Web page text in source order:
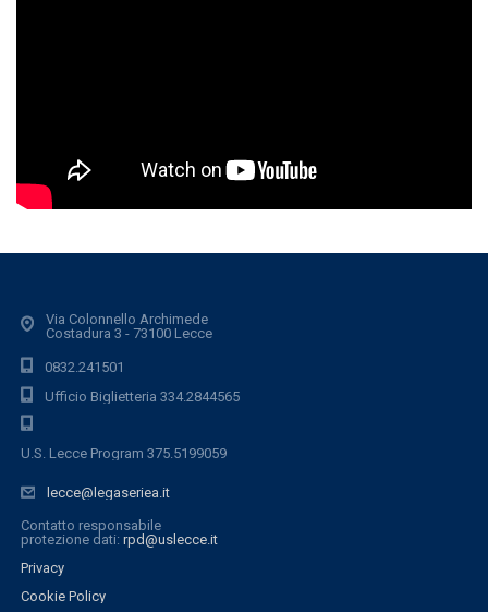
Via Colonnello Archimede
Costadura 3 - 73100 Lecce
0832.241501
Ufficio Biglietteria 334.2844565
U.S. Lecce Program 375.5199059
lecce@legaseriea.it
Contatto responsabile
protezione dati: rpd@uslecce.it
Privacy
Cookie Policy